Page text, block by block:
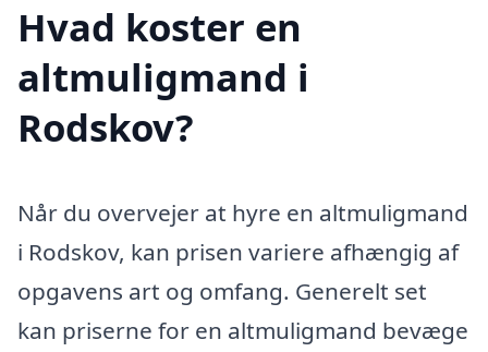
Hvad koster en
altmuligmand i
Rodskov?
Når du overvejer at hyre en altmuligmand
i Rodskov, kan prisen variere afhængig af
opgavens art og omfang. Generelt set
kan priserne for en altmuligmand bevæge